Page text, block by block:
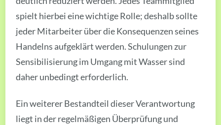
spielt hierbei eine wichtige Rolle; deshalb sollte
jeder Mitarbeiter über die Konsequenzen seines
Handelns aufgeklärt werden. Schulungen zur
Sensibilisierung im Umgang mit Wasser sind
daher unbedingt erforderlich.
Ein weiterer Bestandteil dieser Verantwortung
liegt in der regelmäßigen Überprüfung und